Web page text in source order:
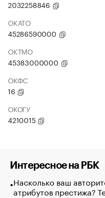
2032258846
ОКАТО
45286590000
ОКТМО
45383000000
ОКФС
16
ОКОГУ
4210015
Интересное на РБК
Насколько ваш
атрибутов престижа?